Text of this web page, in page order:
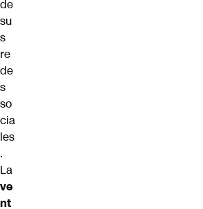
de
su
s
re
de
s
so
cia
les
.
La
ve
nt